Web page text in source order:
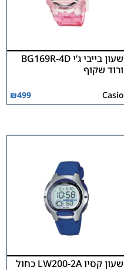
שעון בייבי ג’י BG169R-4D
ורוד שקוף
Casio
₪499
שעון קסיו LW200-2A כחול